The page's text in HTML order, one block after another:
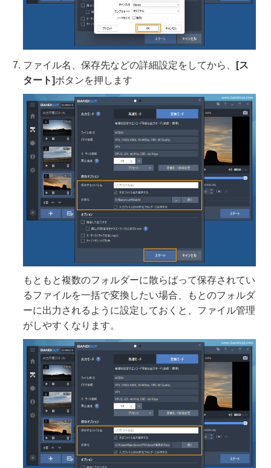
ファイル名、保存先などの詳細設定をしてから、
[ス
タート]ボタンを押します
もともと複数のフォルダーに散らばって保存されてい
るファイルを一括で変換したい場合、もとのフォルダ
ーに出力されるように設定しておくと、ファイル管理
がしやすくなります。